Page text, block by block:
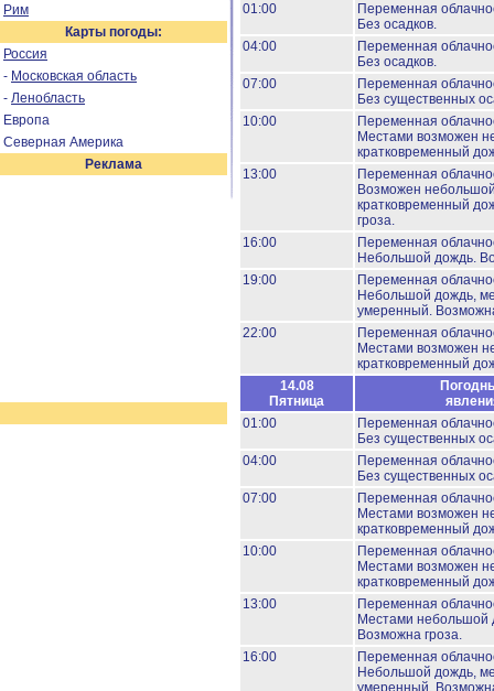
Рим
Карты погоды:
Россия
- Московская область
- Ленобласть
Европа
Северная Америка
Реклама
01:00
Переменная
Без осадков.
04:00
Переменная
Без осадков.
07:00
Переменная
Без существенных
10:00
Переменная
Местами возможен
кратковременный
13:00
Переменная
Возможен
кратковременный
гроза.
16:00
Переменная
Небольшой дождь.
19:00
Переменная
Небольшой дождь,
умеренный.
22:00
Переменная
Местами возможен
кратковременный
14.08
Пятница
01:00
Переменная
Без существенных
04:00
Переменная
Без существенных
07:00
Переменная
Местами возможен
кратковременный
10:00
Переменная
Местами возможен
кратковременный
13:00
Переменная
Местами небольшой
Возможна гроза.
16:00
Переменная
Небольшой дождь,
умеренный.